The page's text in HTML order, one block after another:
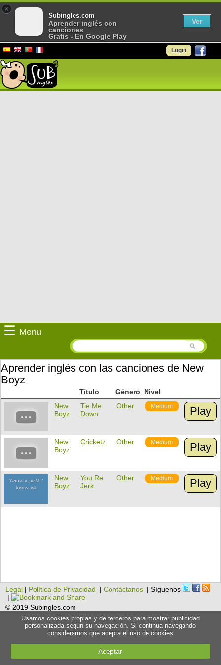
Login
☰ Menu
Aprender inglés con las canciones de New
Boyz
Título Género
Nivel
New
Boyz
Tie Me
Down
Other Medium Play
New
Boyz
Cricketz Other Medium Play
New
Boyz
You Re
Jerk
Other Medium Play
Legal | Política de Privacidad |Contáctanos | Síguenos
|
© 2019 Subingles.com
Usamos cookies propias y de terceros para mostrar publicidad
personalizada según su navegación. Si continua navegando
consideramos que acepta el uso de cookies
Aceptar
×
Subingles.com
Aprender inglés con
canciones
Gratis - En Google Play
Ver